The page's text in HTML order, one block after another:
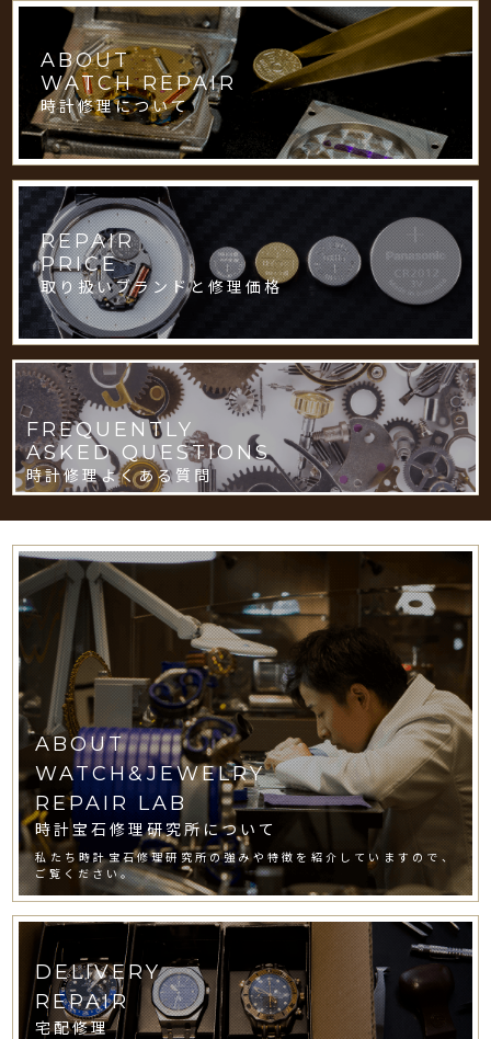
ABOUT
WATCH REPAIR
時計修理について
REPAIR
PRICE
取り扱いブランドと修理価格
FREQUENTLY
ASKED QUESTIONS
時計修理よくある質問
ABOUT
WATCH&JEWELRY
REPAIR LAB
時計宝石修理研究所について
私たち時計宝石修理研究所の強みや特徴を紹介していますので、
ご覧ください。
DELIVERY
REPAIR
宅配修理